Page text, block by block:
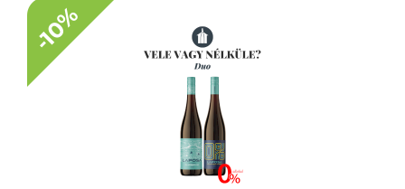
-10%